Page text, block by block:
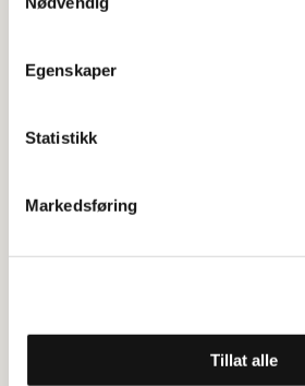
Egenskaper
Statistikk
Markedsføring
Tillat alle
Besøk nettside
992661380@semine.net